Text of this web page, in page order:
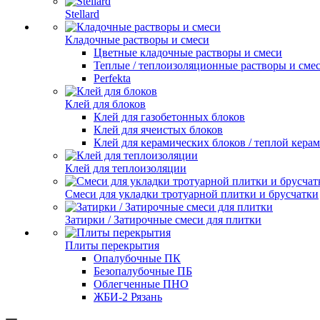
Stellard
Кладочные растворы и смеси
Цветные кладочные растворы и смеси
Теплые / теплоизоляционные растворы и
Perfekta
Клей для блоков
Клей для газобетонных блоков
Клей для ячеистых блоков
Клей для керамических блоков / теплой
Клей для теплоизоляции
Смеси для укладки тротуарной плитки и брусчатки
Затирки / Затирочные смеси для плитки
Плиты перекрытия
Опалубочные ПК
Безопалубочные ПБ
Облегченные ПНО
ЖБИ-2 Рязань